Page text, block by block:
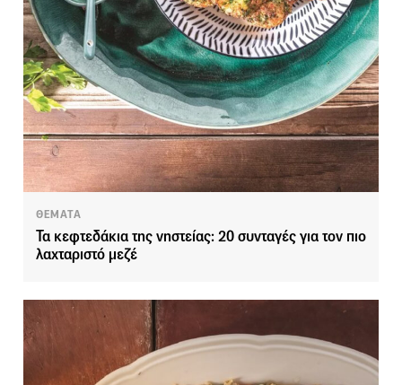
ΘΕΜΑΤΑ
Τα κεφτεδάκια της νηστείας: 20 συνταγές για τον πιο
λαχταριστό μεζέ